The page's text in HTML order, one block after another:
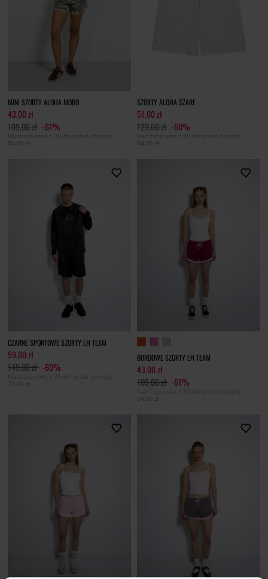
MINI SZORTY ALOHA MORO
43,00 zł
109,00 zł -61%
Najniższa cena z 30 dni przed obniżką
54,00 zł
SZORTY ALOHA SZARE
51,00 zł
129,00 zł -60%
Najniższa cena z 30 dni przed obniżką
64,00 zł
CZARNE SPORTOWE SZORTY LH TEAM
59,00 zł
149,00 zł -60%
Najniższa cena z 30 dni przed obniżką
74,00 zł
BORDOWE SZORTY LH TEAM
43,00 zł
109,00 zł -61%
Najniższa cena z 30 dni przed obniżką
54,00 zł